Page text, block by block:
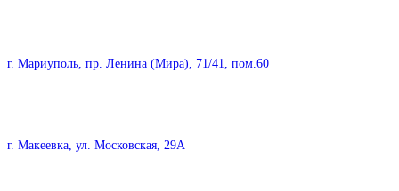
г. Мариуполь, пр. Ленина (Мира), 71/41, пом.60
г. Макеевка, ул. Московская, 29А